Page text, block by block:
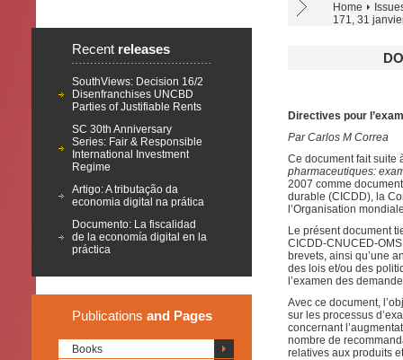
Home
171, 31
Recent releases
SouthViews: Decision 16/2
Disenfranchises UNCBD
Parties of Justifiable Rents
SC 30th Anniversary
Series: Fair & Responsible
International Investment
Regime
Artigo: A tributação da
economia digital na prática
Documento: La fiscalidad
de la economía digital en la
práctica
Publications and Pages
Books
Directives pour
Par Carlos M Correa
Ce document fait suite
pharmaceutiques:
2007 comme
durable (CICDD), la
l’Organisation
Le présent document
CICDD-CNUCED-
brevets, ainsi qu’une
des lois et/ou des
l’examen des
Avec ce document,
sur les processus
concernant
nombre de
relatives aux produits